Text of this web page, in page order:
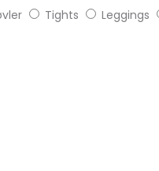
Tights Leggings